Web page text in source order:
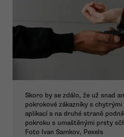
Skoro by se zdálo, že už snad
pokrokové zákazníky s
aplikací a na druhé straně
pokroku s umaštěnými prsty
Foto Ivan Samkov, Pexels